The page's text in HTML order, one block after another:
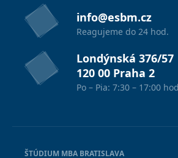
info@esbm.cz
Reagujeme do 24 hod.
Londýnská 376/57
120 00 Praha 2
Po – Pia: 7:30 – 17:00
ŠTÚDIUM MBA BRATISLAVA